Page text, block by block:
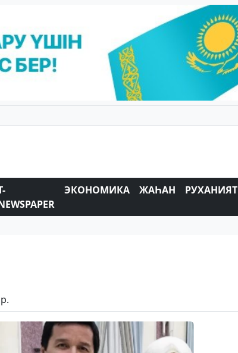
ЭКОНОМИКА ЖАҺАН РУХАНИЯТ